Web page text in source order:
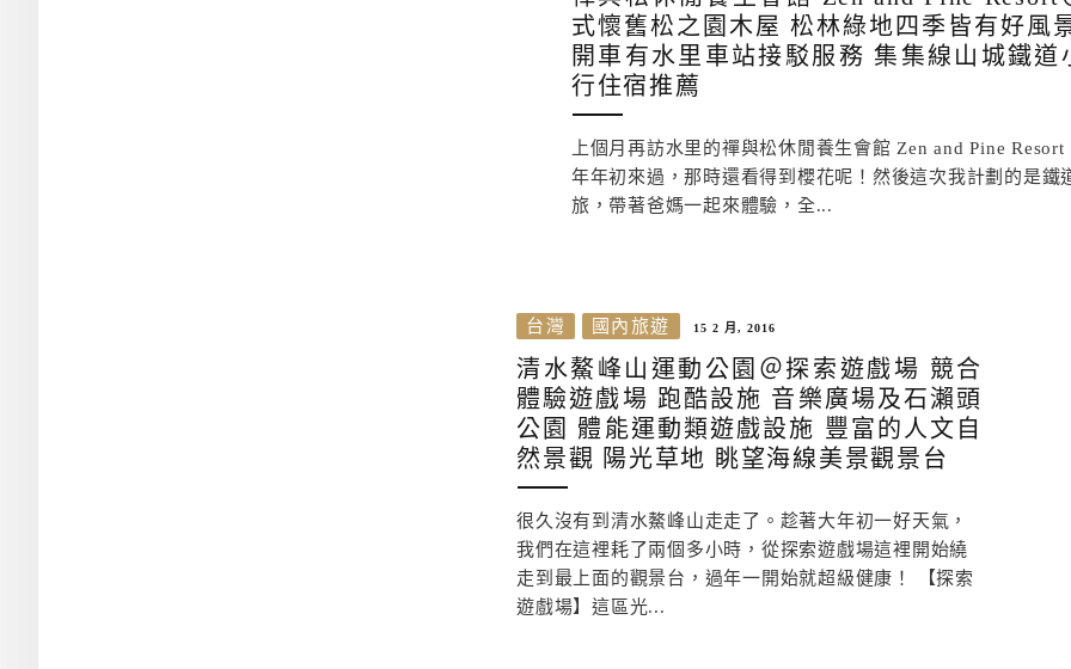
式懷舊松之園木屋 松林綠地四季皆有好風
開車有水里車站接駁服務 集集線山城鐵道
行住宿推薦
上個月再訪水里的禪與松休閒養生會館 Zen and Pine Resort
年年初來過，那時還看得到櫻花呢！然後這次我計劃的是鐵
旅，帶著爸媽一起來體驗，全...
台灣 國內旅遊 15 2 月, 2016
清水鰲峰山運動公園＠探索遊戲場 競合
體驗遊戲場 跑酷設施 音樂廣場及石瀨頭
公園 體能運動類遊戲設施 豐富的人文自
然景觀 陽光草地 眺望海線美景觀景台
很久沒有到清水鰲峰山走走了。趁著大年初一好天氣，
我們在這裡耗了兩個多小時，從探索遊戲場這裡開始繞
走到最上面的觀景台，過年一開始就超級健康！ 【探索
遊戲場】這區光...